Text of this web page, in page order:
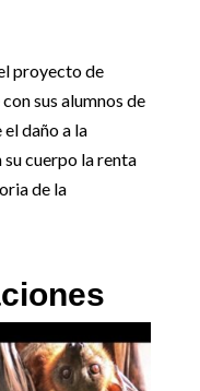
proyecto de
sus alumnos de
daño a la
su cuerpo la renta
de la